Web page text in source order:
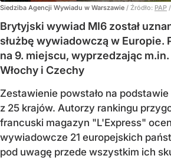
Siedziba Agencji Wywiadu w Warszawie / Źródło: PAP /
Brytyjski wywiad MI6 został
służbę wywiadowczą w Europie.
na 9. miejscu, wyprzedzając
Włochy i Czechy
Zestawienie powstało na
z 25 krajów. Autorzy rankingu
francuski magazyn "L'Express"
wywiadowcze 21 europejskich
pod uwagę przede wszystkim ich